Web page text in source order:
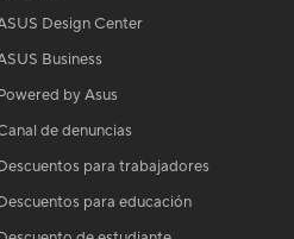
Design Center
Business
by Asus
de denuncias
para trabajadores
para educación